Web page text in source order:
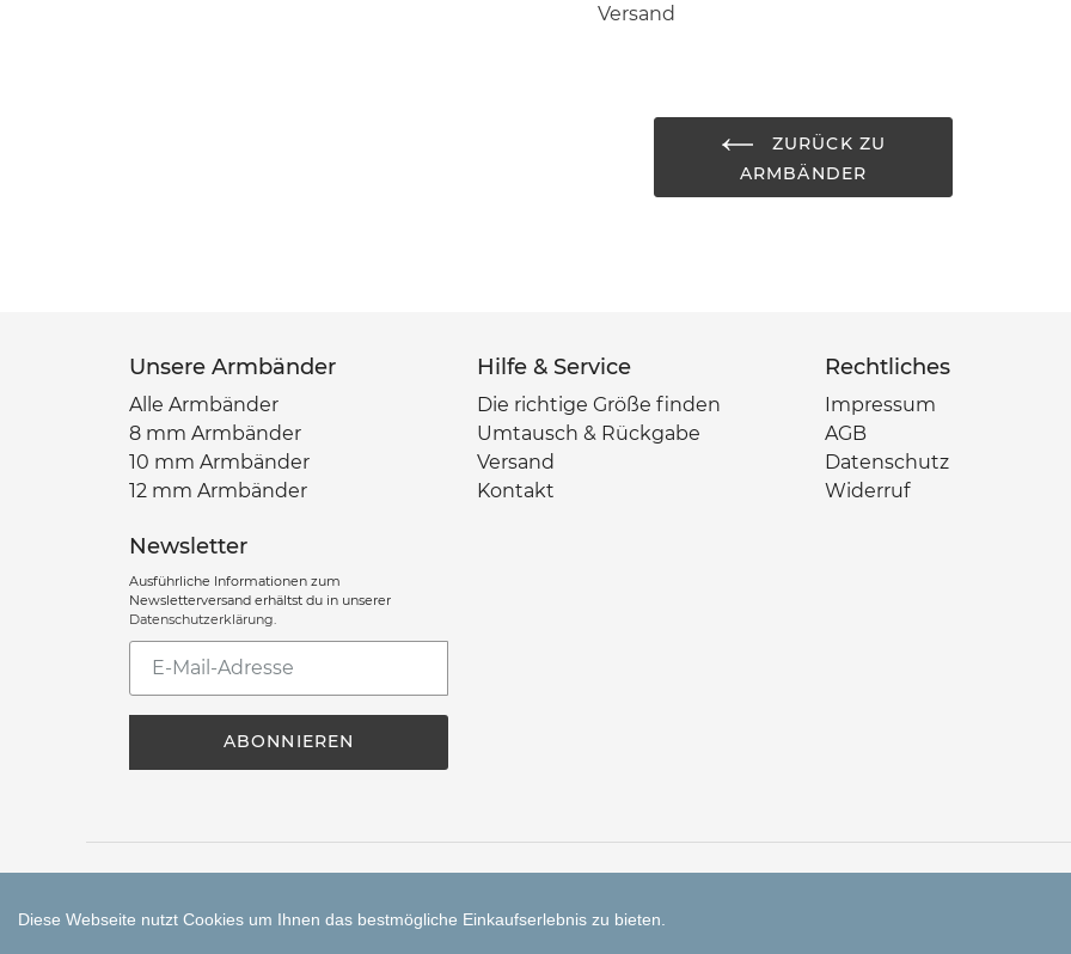
Versand
ZURÜCK ZU
ARMBÄNDER
Unsere Armbänder
Alle Armbänder
8 mm Armbänder
10 mm Armbänder
12 mm Armbänder
Hilfe & Service
Die richtige Größe finden
Umtausch & Rückgabe
Versand
Kontakt
Rechtliches
Impressum
AGB
Datenschutz
Widerruf
Newsletter
Ausführliche Informationen zum
Newsletterversand erhältst du in unserer
Datenschutzerklärung.
Abonniere
unsere
Mailingliste
ABONNIEREN
Diese Webseite nutzt Cookies um Ihnen das bestmögliche Einkaufserlebnis zu bieten.